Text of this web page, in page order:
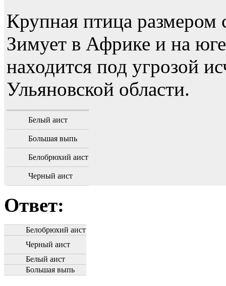
Крупная птица
Зимует в Африке и на
находится под угрозой
Ульяновской области.
Белый аист
Большая выпь
Белобрюхий аист
Черный аист
Ответ:
Белобрюхий аист
Черный аист
Белый аист
Большая выпь